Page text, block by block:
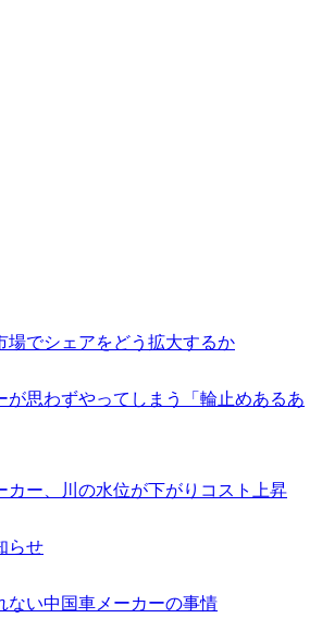
場でシェアをどう拡大するか
が思わずやってしまう「輪止めあるあ
カー、川の水位が下がりコスト上昇
らせ
ない中国車メーカーの事情